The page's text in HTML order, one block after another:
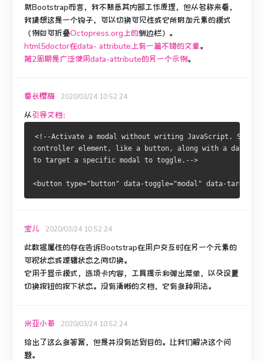
就Bootstrap而言，我不熟悉其内部工作原理，但从名称来看，
我猜想这是一个钩子，可以切换可见性或它所附加元素的模式
（例如可折叠Octopress.org上的侧边栏）。
html5doctor在data- attribute上有一篇不错的文章。
第2周期是广泛使用data-attribute的另一个示例。
番长樱梅 2020/03/24 10:52:24
从引导文档：
<!--Activate a modal without writing JavaScript. Set
controller element, like a button, along with a data-
to target a specific modal to toggle.-->
<button type="button" data-toggle="modal" data-
宝儿 2020/03/24 10:52:24
此数据属性的存在告诉Bootstrap在用户交互时在另一个元素的
可视状态或逻辑状态之间切换。
它用于显示模式，选项卡内容，工具提示和弹出菜单，以及设置
切换按钮的按下状态。 没有清晰的文档，它有多种用法。
米亚小哥 2020/03/24 10:52:24
给出了这么多答案，但是并没有达到目的。 让我们解决这个问
题。